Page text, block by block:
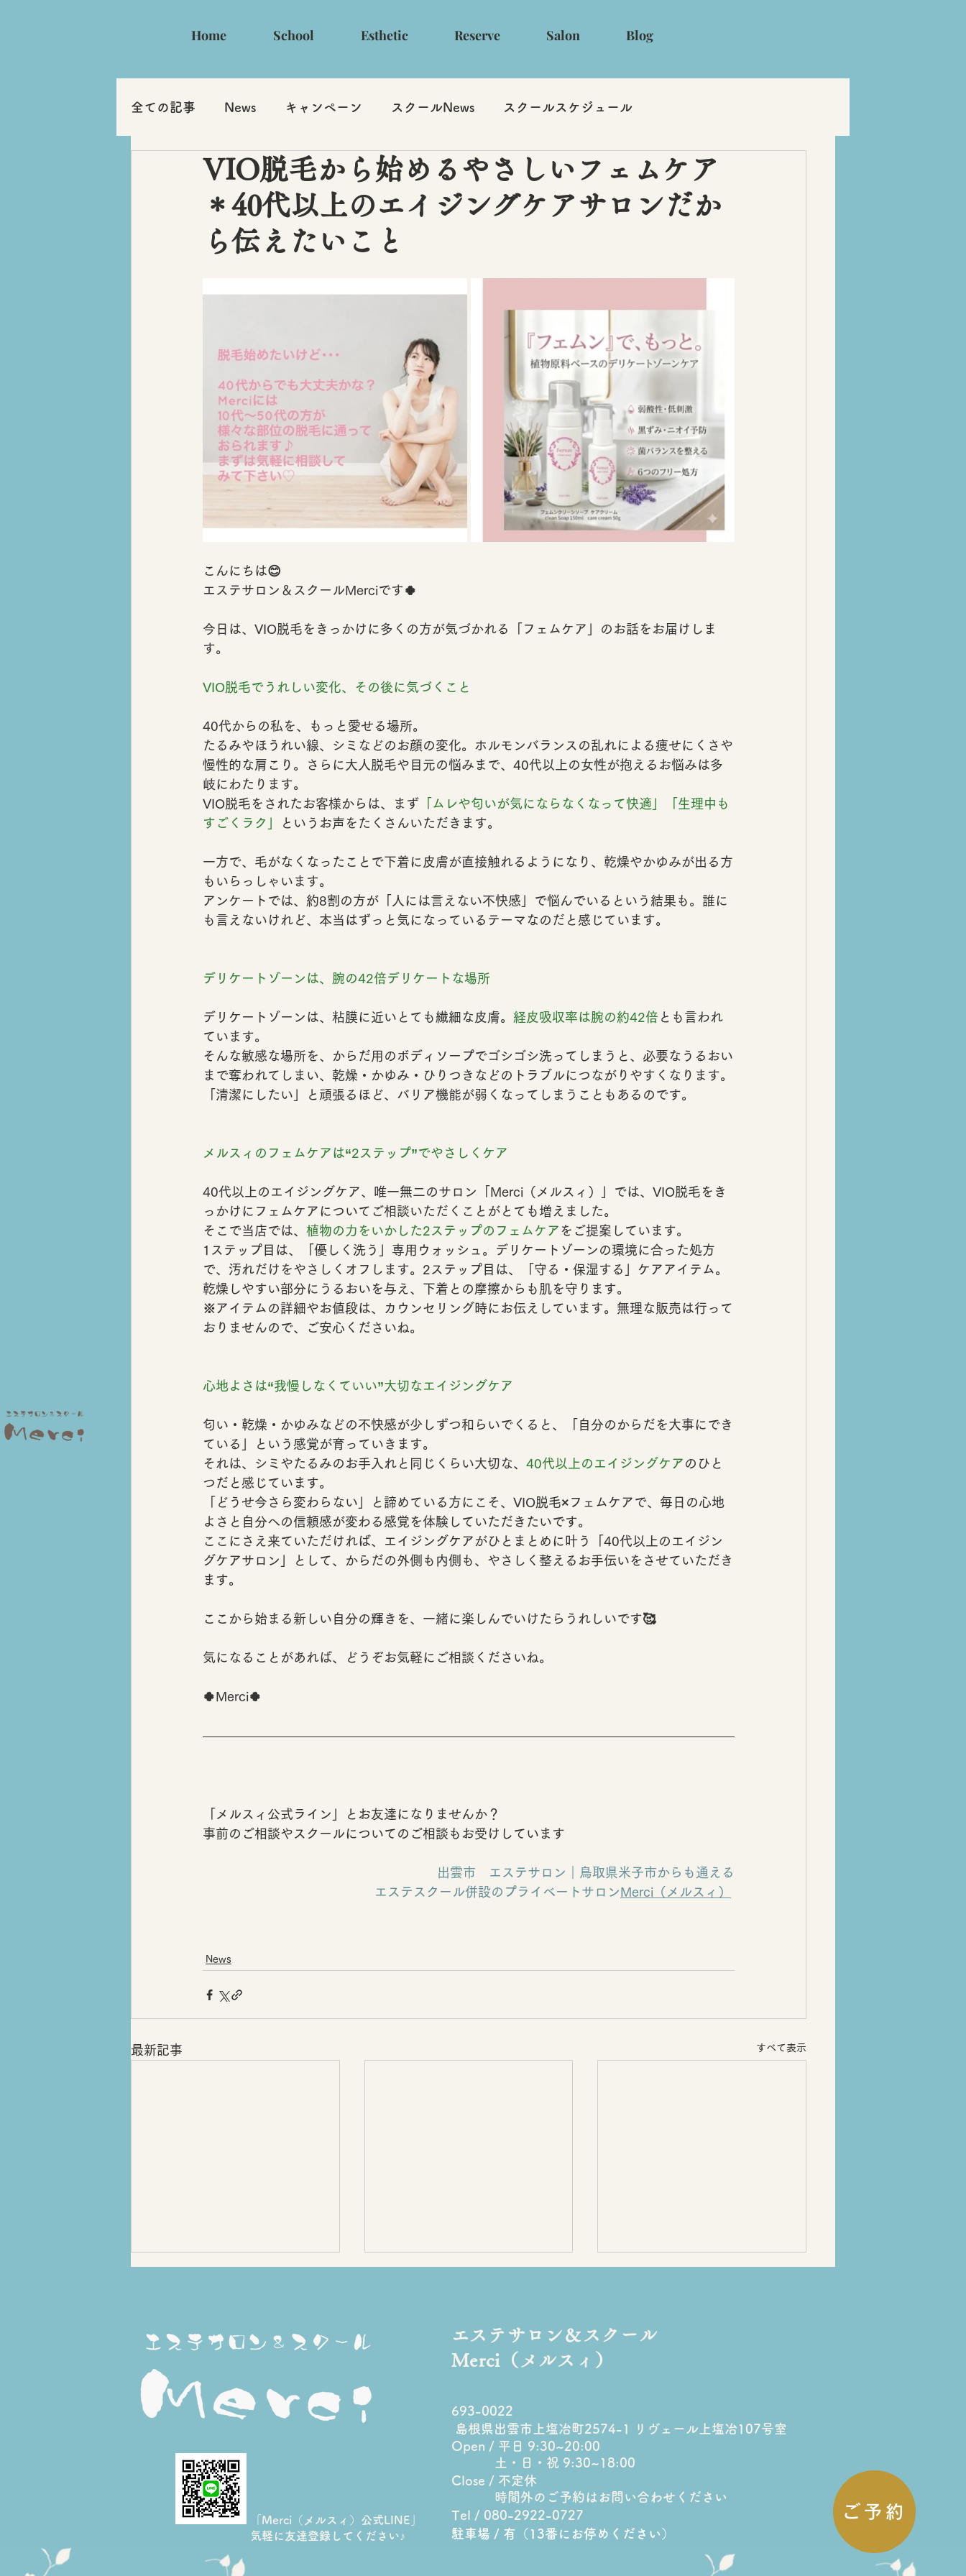
Home School Esthetic Reserve Salon Blog
全ての記事 News キャンペーン スクールNews スクールスケジュール
VIO脱毛から始めるやさしいフェムケア
＊40代以上のエイジングケアサロンだか
ら伝えたいこと
こんにちは😊
エステサロン＆スクールMerciです🍀
今日は、VIO脱毛をきっかけに多くの方が気づかれる「フェムケア」のお話をお届けしま
す。
VIO脱毛でうれしい変化、その後に気づくこと
40代からの私を、もっと愛せる場所。
たるみやほうれい線、シミなどのお顔の変化。ホルモンバランスの乱れによる痩せにくさや
慢性的な肩こり。さらに大人脱毛や目元の悩みまで、40代以上の女性が抱えるお悩みは多
岐にわたります。
VIO脱毛をされたお客様からは、まず 「ムレや匂いが気にならなくなって快適」「生理中も
すごくラク」
というお声をたくさんいただきます。
一方で、 毛がなくなったことで下着に皮膚が直接触れるようになり、乾燥やかゆみが出る方
もいらっしゃいます。
アンケートでは、 約8割の方が「人には言えない不快感」で悩んでいる という結果も。誰に
も言えないけれど、本当はずっと気になっているテーマなのだと感じています。
デリケートゾーンは、腕の42倍デリケートな場所
デリケートゾーンは、粘膜に近いとても繊細な皮膚。 経皮吸収率は腕の約42倍 とも言われ
ています。
そんな敏感な場所を、からだ用のボディソープでゴシゴシ洗ってしまうと、必要なうるおい
まで奪われてしまい、 乾燥・かゆみ・ひりつき などのトラブルにつながりやすくなります。
「清潔にしたい」と頑張るほど、バリア機能が弱くなってしまうこともあるのです。
メルスィのフェムケアは“2ステップ”でやさしくケア
40代以上のエイジングケア、唯一無二のサロン「Merci（メルスィ）」では、VIO脱毛をき
っかけにフェムケアについてご相談いただくことがとても増えました。
そこで当店では、 植物の力をいかした2ステップのフェムケア をご提案しています。
1ステップ目は、
「優しく洗う」専用ウォッシュ 。デリケートゾーンの環境に合った処方
で、汚れだけをやさしくオフします。2ステップ目は、
「守る・保湿する」ケアアイテム。
乾燥しやすい部分にうるおいを与え、下着との摩擦からも肌を守ります。
※アイテムの詳細やお値段は、カウンセリング時にお伝えしています。無理な販売は行って
おりませんので、ご安心くださいね。
心地よさは“我慢しなくていい”大切なエイジングケア
匂い・乾燥・かゆみなどの不快感が少しずつ和らいでくると、
「自分のからだを大事にでき
ている」という感覚が育っていきます。
それは、シミやたるみのお手入れと同じくらい大切な、 40代以上のエイジングケア のひと
つだと感じています。
「どうせ今さら変わらない」と諦めている方にこそ、VIO脱毛×フェムケアで、毎日の心地
よさと自分への信頼感が変わる感覚を体験していただきたいです。
ここにさえ来ていただければ、
エイジングケアがひとまとめに叶う「40代以上のエイジン
グケアサロン」
として、からだの外側も内側も、やさしく整えるお手伝いをさせていただき
ます。
ここから始まる新しい自分の輝きを、一緒に楽しんでいけたらうれしいです🥰
気になることがあれば、どうぞお気軽にご相談くださいね。
🍀Merci🍀
「メルスィ公式ライン」とお友達になりませんか？
事前のご相談やスクールについてのご相談もお受けしています
出雲市　エステサロン｜鳥取県米子市からも通える
エステスクール併設のプライベートサロンMerci（メルスィ）
News
最新記事 すべて表示
14周年のありがとう＊炭酸
れる私」を体感しませんか
筋ケアで「私も変われるか
も？」を体感しませんか
表情筋ケアで「顔も体も軽く
ご予約
​エステサロン＆スクール
Merci（メルスィ）
693-0022
島根県出雲市上塩冶町2574-1 リヴェール上塩冶107号室
Open / 平日 9:30~20:00
土・日・祝 9:30~18:00
Close / 不定休
時間外のご予約はお問い合わせください
Tel / 080-2922-0727
駐車場 / 有（13番にお停めください）
「Merci（メルスィ）公式LINE」
​気軽に友達登録してください♪